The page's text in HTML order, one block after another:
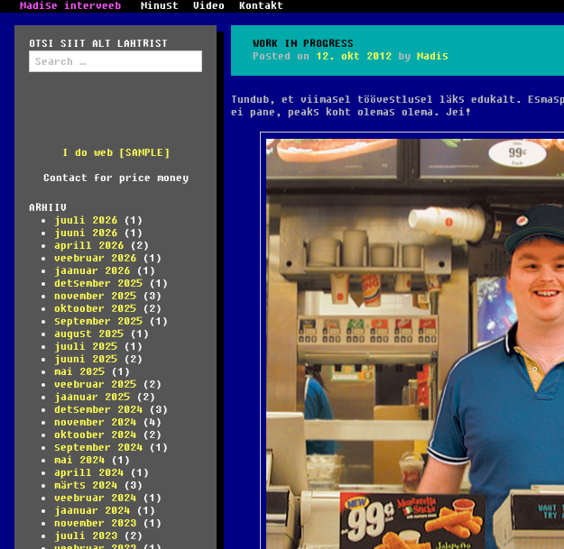
Madise interveeb Minust Video Kontakt
OTSI SIIT ALT LAHTRIST
Search
for:
I do web [SAMPLE]
Contact for price money
ARHIIV
juuli 2026 (1)
juuni 2026 (1)
aprill 2026 (2)
veebruar 2026 (1)
jaanuar 2026 (1)
detsember 2025 (1)
november 2025 (3)
oktoober 2025 (2)
september 2025 (1)
august 2025 (1)
juuli 2025 (1)
juuni 2025 (2)
mai 2025 (1)
veebruar 2025 (2)
jaanuar 2025 (2)
detsember 2024 (3)
november 2024 (4)
oktoober 2024 (2)
september 2024 (1)
mai 2024 (1)
aprill 2024 (1)
märts 2024 (3)
veebruar 2024 (1)
jaanuar 2024 (1)
november 2023 (1)
juuli 2023 (2)
WORK IN PROGRESS
Posted on 12. okt 2012 by Madis
Tundub, et viimasel töövestlusel läks edukalt.
ei pane, peaks koht olemas olema. Jei!